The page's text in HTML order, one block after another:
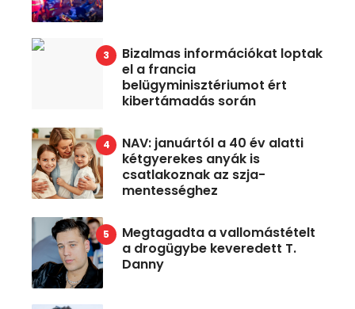
Bizalmas információkat loptak
el a francia
belügyminisztériumot ért
kibertámadás során
NAV: januártól a 40 év alatti
kétgyerekes anyák is
csatlakoznak az szja-
mentességhez
Megtagadta a vallomástételt
a drogügybe keveredett T.
Danny